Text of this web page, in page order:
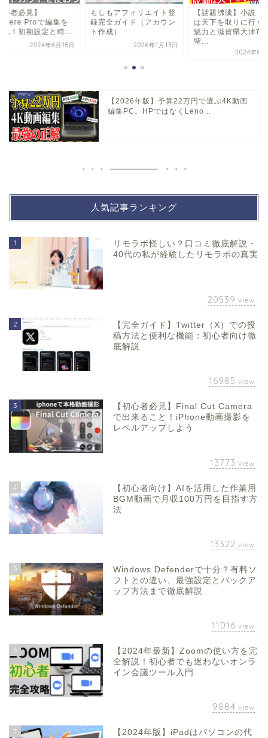
者必見】
Proで編集を
化！初期設定と時...
2024年6月18日
もしもアフィリエイト登
録完全ガイド（アカウン
ト作成）
2026年1月13日
【話題沸騰】小説『
は天下を取りに行く
魅力と滋賀県大津市
聖...
2024年8
【2026年版】予算22万円で選ぶ4K動画
編集PC。HPではなくLeno...
人気記事ランキング
1
リモラボ怪しい？口コミ徹底解説・
40代の私が経験したリモラボの真実
20539 view
2
【完全ガイド】Twitter（X）での投
稿方法と便利な機能：初心者向け徹
底解説
16985 view
3
【初心者必見】Final Cut Camera
で出来ること！iPhone動画撮影を
レベルアップしよう
13773 view
4
【初心者向け】AIを活用した作業用
BGM動画で月収100万円を目指す方
法
13322 view
5
Windows Defenderで十分？有料ソ
フトとの違い、最強設定とバックア
ップ方法まで徹底解説
11016 view
6
【2024年最新】Zoomの使い方を完
全解説！初心者でも迷わないオンラ
イン会議ツール入門
9884 view
7
【2024年版】iPadはパソコンの代